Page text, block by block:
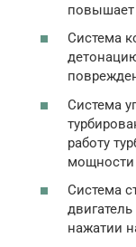
повышает
Система
Система
работу
мощности
Система
нажатии